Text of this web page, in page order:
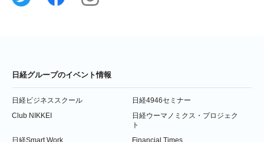
日経グループのイベント情報
日経ビジネススクール
日経4946セミナー
Club NIKKEI
日経ウーマノミクス・プロジェク
ト